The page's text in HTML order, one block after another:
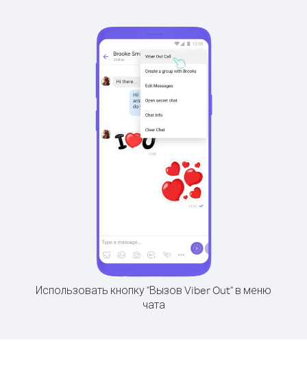
Использовать кнопку "Вызов Viber Out" в меню
чата